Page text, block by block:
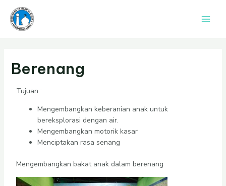
Lewati
konten
Berenang
Tujuan :
Mengembangkan keberanian anak untuk
bereksplorasi dengan air.
Mengembangkan motorik kasar
Menciptakan rasa senang
Mengembangkan bakat anak dalam berenang